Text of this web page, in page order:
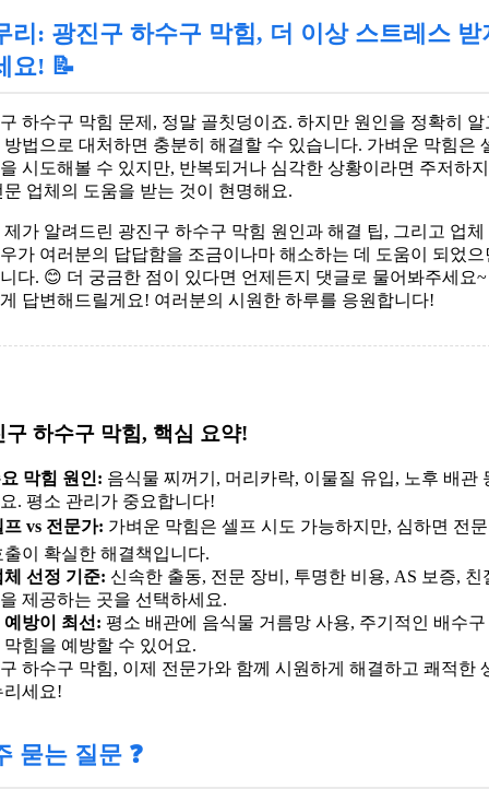
리: 광진구 하수구 막힘, 더 이상 스트레스 받
요! 📝
하수구 막힘 문제, 정말 골칫덩이죠. 하지만 원인을 정확히 알
방법으로 대처하면 충분히 해결할 수 있습니다. 가벼운 막힘은
시도해볼 수 있지만, 반복되거나 심각한 상황이라면 주저하
문 업체의 도움을 받는 것이 현명해요.
제가 알려드린 광진구 하수구 막힘 원인과 해결 팁, 그리고 업체
가 여러분의 답답함을 조금이나마 해소하는 데 도움이 되었으
다. 😊 더 궁금한 점이 있다면 언제든지 댓글로 물어봐주세요
답변해드릴게요! 여러분의 시원한 하루를 응원합니다!
구 하수구 막힘, 핵심 요약!
막힘 원인: 음식물 찌꺼기, 머리카락, 이물질 유입, 노후 배관
. 평소 관리가 중요합니다!
프 vs 전문가: 가벼운 막힘은 셀프 시도 가능하지만, 심하면 전
출이 확실한 해결책입니다.
체 선정 기준: 신속한 출동, 전문 장비, 투명한 비용, AS 보증, 친
을 제공하는 곳을 선택하세요.
예방이 최선: 평소 배관에 음식물 거름망 사용, 주기적인 배수구
막힘을 예방할 수 있어요.
하수구 막힘, 이제 전문가와 함께 시원하게 해결하고 쾌적한
리세요!
묻는 질문 ❓